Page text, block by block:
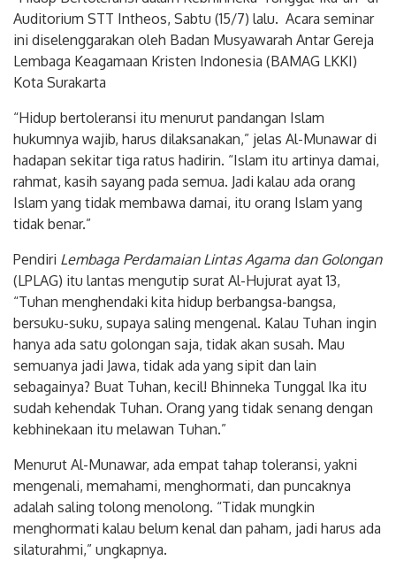
“Hidup Bertoleransi dalam Kebhinneka-Tunggal-Ika-an” di
Auditorium STT Intheos, Sabtu (15/7) lalu. Acara seminar
ini diselenggarakan oleh Badan Musyawarah Antar Gereja
Lembaga Keagamaan Kristen Indonesia (BAMAG LKKI)
“Hidup bertoleransi itu menurut pandangan Islam
hukumnya wajib, harus dilaksanakan,” jelas Al-Munawar di
hadapan sekitar tiga ratus hadirin. “Islam itu artinya damai,
rahmat, kasih sayang pada semua. Jadi kalau ada orang
Islam yang tidak membawa damai, itu orang Islam yang
PendiriLembaga Perdamaian Lintas Agama dan Golongan
(LPLAG) itu lantas mengutip surat Al-Hujurat ayat 13,
“Tuhan menghendaki kita hidup berbangsa-bangsa,
bersuku-suku, supaya saling mengenal. Kalau Tuhan ingin
hanya ada satu golongan saja, tidak akan susah. Mau
semuanya jadi Jawa, tidak ada yang sipit dan lain
sebagainya? Buat Tuhan, kecil! Bhinneka Tunggal Ika itu
sudah kehendak Tuhan. Orang yang tidak senang dengan
Menurut Al-Munawar, ada empat tahap toleransi, yakni
mengenali, memahami, menghormati, dan puncaknya
adalah saling tolong menolong. “Tidak mungkin
menghormati kalau belum kenal dan paham, jadi harus ada
silaturahmi,” ungkapnya.